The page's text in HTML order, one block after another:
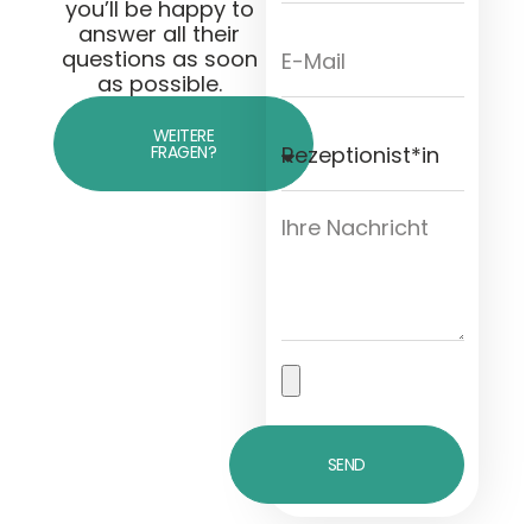
you’ll be happy to
answer all their
questions as soon
as possible.
WEITERE
FRAGEN?
SEND